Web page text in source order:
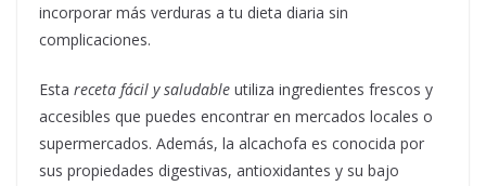
incorporar más verduras a tu dieta diaria sin
complicaciones.
Esta receta fácil y saludable utiliza ingredientes frescos y
accesibles que puedes encontrar en mercados locales o
supermercados. Además, la alcachofa es conocida por
sus propiedades digestivas, antioxidantes y su bajo